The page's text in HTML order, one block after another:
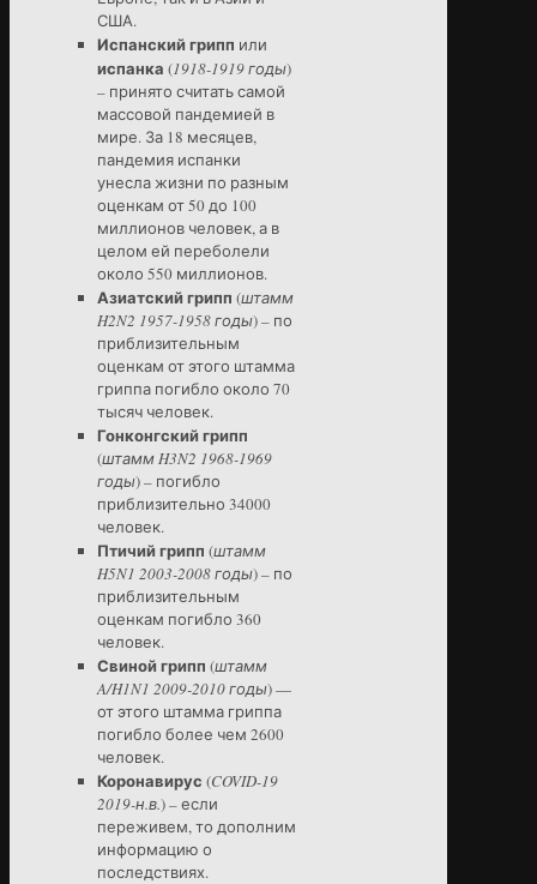
США.
Испанский грипп или
испанка (1918-1919 годы)
– принято считать самой
массовой пандемией в
мире. За 18 месяцев,
пандемия испанки
унесла жизни по разным
оценкам от 50 до 100
миллионов человек, а в
целом ей переболели
около 550 миллионов.
Азиатский грипп (штамм
H2N2 1957-1958 годы) – по
приблизительным
оценкам от этого штамма
гриппа погибло около 70
тысяч человек.
Гонконгский грипп
(штамм H3N2 1968-1969
годы) – погибло
приблизительно 34000
человек.
Птичий грипп (штамм
H5N1 2003-2008 годы) – по
приблизительным
оценкам погибло 360
человек.
Свиной грипп (штамм
A/H1N1 2009-2010 годы) —
от этого штамма гриппа
погибло более чем 2600
человек.
Коронавирус (COVID-19
2019-н.в.) – если
переживем, то дополним
информацию о
последствиях.